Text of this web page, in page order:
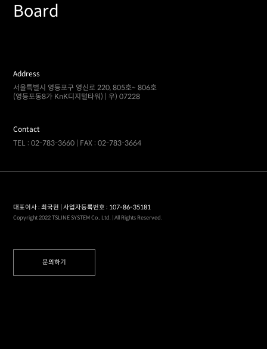
Board
Address
서울특별시 영등포구 영신로 220, 805호~ 806호
(영등포동8가 KnK디지털타워) | 우) 07228
Contact
TEL : 02-783-3660 | FAX : 02-783-3664
대표이사 : 최국현 | 사업자등록번호 : 107-86-35181
Copyright 2022 TSLINE SYSTEM Co., Ltd. | All Rights Reserved.
문의하기